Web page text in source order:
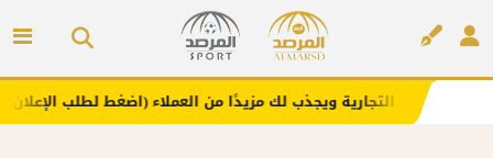
ويجذب لك مزيدًا من العملاء (اضغط لطلب الإعلان)